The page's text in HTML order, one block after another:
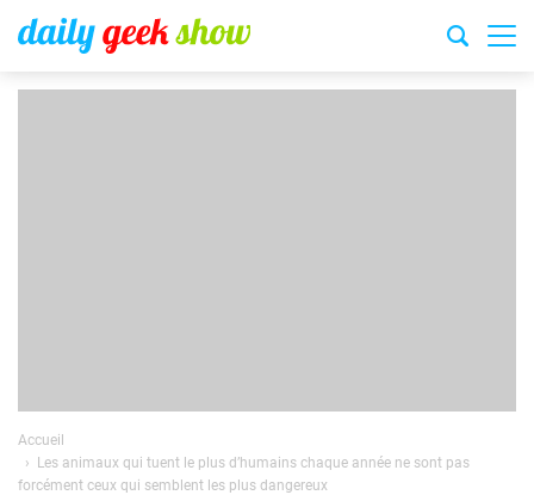
Accueil
Les animaux qui tuent le plus d’humains chaque année ne sont pas
forcément ceux qui semblent les plus dangereux